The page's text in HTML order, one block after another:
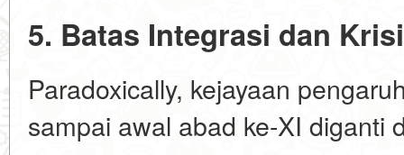
5. Batas Integrasi dan
Paradoxically, kejayaan
sampai awal abad ke-XI diganti